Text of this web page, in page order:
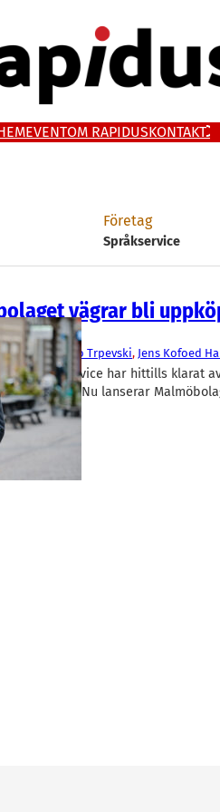
EVENTOM RAPIDUSKONTAKT
Företag
Språkservice
vägrar bli
tjänster
Antonijo Trpevski, Jens Kofoed
Språkservice har hittills klarat
i USA. Nu lanserar